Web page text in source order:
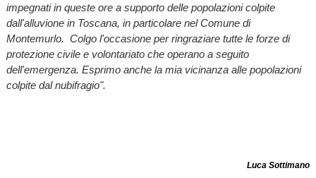
impegnati in queste ore a supporto delle popolazioni colpite
dall'alluvione in Toscana, in particolare nel Comune di
Montemurlo. Colgo l'occasione per ringraziare tutte le forze di
protezione civile e volontariato che operano a seguito
dell'emergenza. Esprimo anche la mia vicinanza alle popolazioni
colpite dal nubifragio".
Luca Sottimano